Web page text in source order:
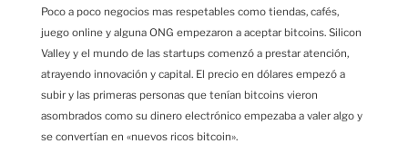
Poco a poco negocios mas respetables como tiendas, cafés,
juego online y alguna ONG empezaron a aceptar bitcoins. Silicon
Valley y el mundo de las startups comenzó a prestar atención,
atrayendo innovación y capital. El precio en dólares empezó a
subir y las primeras personas que tenían bitcoins vieron
asombrados como su dinero electrónico empezaba a valer algo y
se convertían en «nuevos ricos bitcoin».